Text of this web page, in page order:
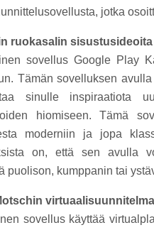
jotka
ruokasalin sisustusideoita
sovellus Google Play
Tämän sovelluksen
sinulle inspiraatiota
hiomiseen. Tämä
moderniin ja jopa
on, että sen avulla
puolison, kumppanin tai
sovellus käyttää